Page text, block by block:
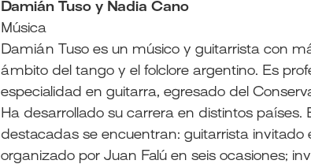
Damián Tuso y Nadia Cano
Música
Damián Tuso es un músico y guitarrista con
ámbito del tango y el folclore argentino. Es
especialidad en guitarra, egresado del
Ha desarrollado su carrera en distintos
destacadas se encuentran: guitarrista invitado
organizado por Juan Falú en seis ocasiones;